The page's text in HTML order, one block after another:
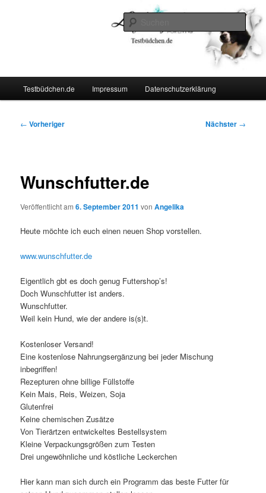
Testbüdchen.de Impressum Datenschutzerklärung
Beitragsnavigation
← Vorheriger Nächster →
Wunschfutter.de
Veröffentlicht am6. September 2011 vonAngelika
Heute möchte ich euch einen neuen Shop vorstellen.
www.wunschfutter.de
Eigentlich gbt es doch genug Futtershop’s!
Doch Wunschfutter ist anders.
Wunschfutter.
Weil kein Hund, wie der andere is(s)t.
Kostenloser Versand!
Eine kostenlose Nahrungsergänzung bei jeder Mischung
inbegriffen!
Rezepturen ohne billige Füllstoffe
Kein Mais, Reis, Weizen, Soja
Glutenfrei
Keine chemischen Zusätze
Von Tierärtzen entwickeltes Bestellsystem
Kleine Verpackungsgrößen zum Testen
Drei ungewöhnliche und köstliche Leckerchen
Hier kann man sich durch ein Programm das beste Futter für